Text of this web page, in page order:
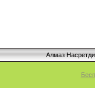
Алмаз